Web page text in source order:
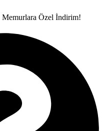
Memurlara Özel İndirim!